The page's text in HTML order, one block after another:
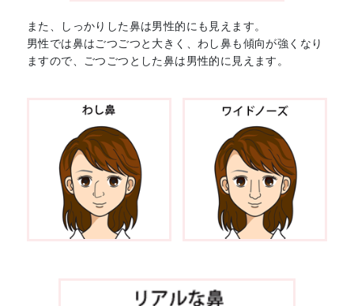
また、しっかりした鼻は男性的にも見えます。
男性では鼻はごつごつと大きく、わし鼻も傾向が強くなり
ますので、ごつごつとした鼻は男性的に見えます。